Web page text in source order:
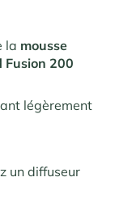
la mousse
Fusion 200
légèrement
un diffuseur